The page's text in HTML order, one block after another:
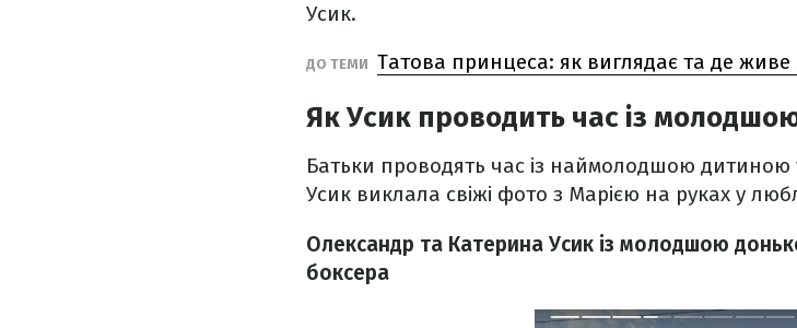
Усик.
ДО ТЕМИ Татова принцеса: як виглядає та де
Як Усик проводить час із
Батьки проводять час із наймолодшою дитиною
Усик виклала свіжі фото з Марією на руках у
Олександр та Катерина Усик із молодшою
боксера